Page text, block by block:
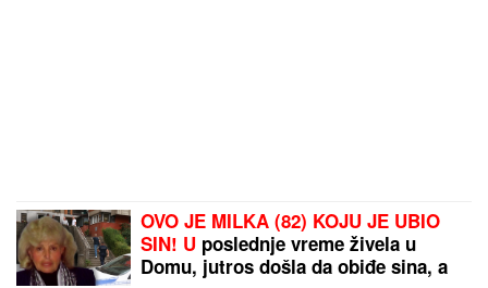
OVO JE MILKA (82) KOJU JE UBIO
SIN! U poslednje vreme živela u
Domu, jutros došla da obiđe sina, a